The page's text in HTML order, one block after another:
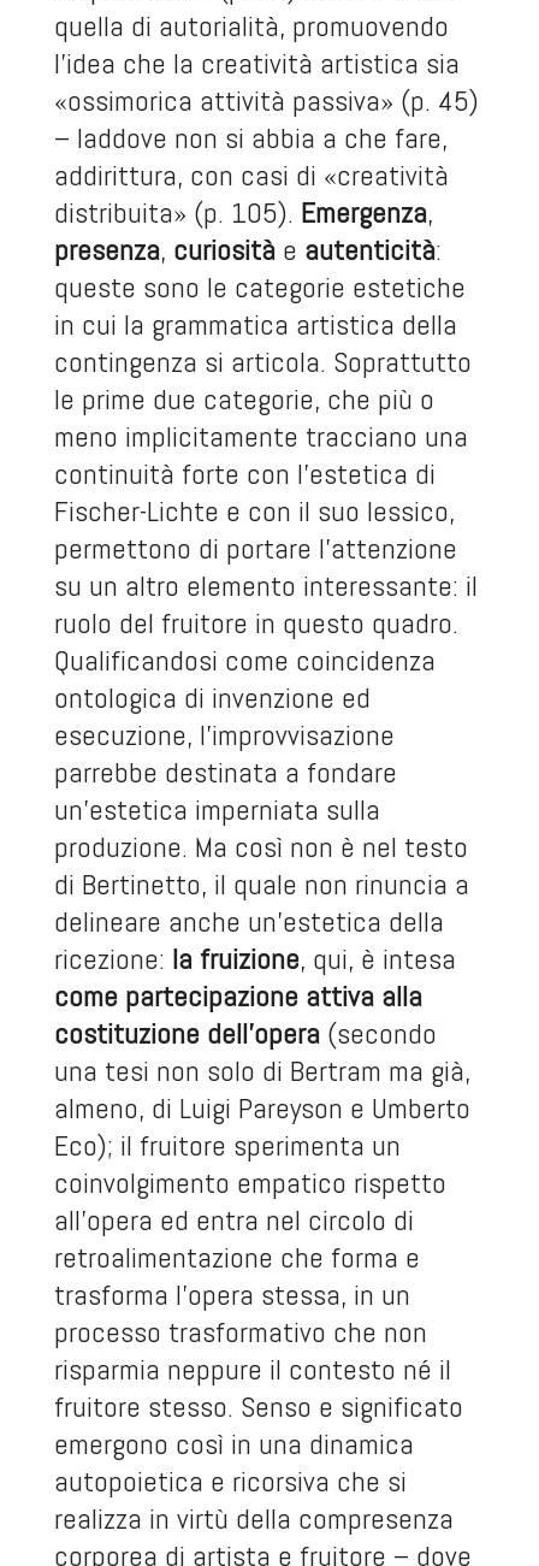
quella di autorialità, promuovendo
l’idea che la creatività artistica sia
«ossimorica attività passiva» (p. 45)
– laddove non si abbia a che fare,
addirittura, con casi di «creatività
distribuita» (p. 105). Emergenza,
presenza, curiositàe autenticità:
queste sono le categorie estetiche
in cui la grammatica artistica della
contingenza si articola. Soprattutto
le prime due categorie, che più o
meno implicitamente tracciano una
continuità forte con l’estetica di
Fischer-Lichte e con il suo lessico,
permettono di portare l’attenzione
su un altro elemento interessante: il
ruolo del fruitore in questo quadro.
Qualificandosi come coincidenza
ontologica di invenzione ed
esecuzione, l’improvvisazione
parrebbe destinata a fondare
un’estetica imperniata sulla
produzione. Ma così non è nel testo
di Bertinetto, il quale non rinuncia a
delineare anche un’estetica della
ricezione: la fruizione, qui, è intesa
come partecipazione attiva alla
costituzione dell’opera(secondo
una tesi non solo di Bertram ma già,
almeno, di Luigi Pareyson e Umberto
Eco); il fruitore sperimenta un
coinvolgimento empatico rispetto
all’opera ed entra nel circolo di
retroalimentazione che forma e
trasforma l’opera stessa, in un
processo trasformativo che non
risparmia neppure il contesto né il
fruitore stesso. Senso e significato
emergono così in una dinamica
autopoietica e ricorsiva che si
realizza in virtù della compresenza
corporea di artista e fruitore – dove